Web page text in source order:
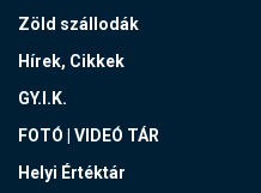
Zöld szállodák
Hírek, Cikkek
GY.I.K.
FOTÓ | VIDEÓ TÁR
Helyi Értéktár